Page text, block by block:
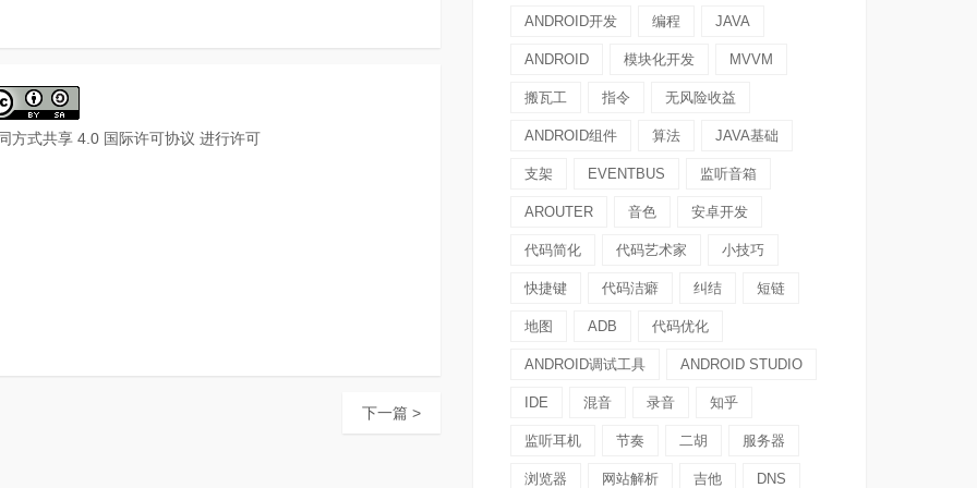
方式共享 4.0 国际许可协议 进行许可
下一篇 >
ANDROID开发 编程 JAVA
ANDROID 模块化开发 MVVM
搬瓦工 指令 无风险收益
ANDROID组件 算法 JAVA基础
支架 EVENTBUS 监听音箱
AROUTER 音色 安卓开发
代码简化 代码艺术家 小技巧
快捷键 代码洁癖 纠结 短链
地图 ADB 代码优化
ANDROID调试工具 ANDROID STUDIO
IDE 混音 录音 知乎
监听耳机 节奏 二胡 服务器
浏览器 网站解析 吉他 DNS